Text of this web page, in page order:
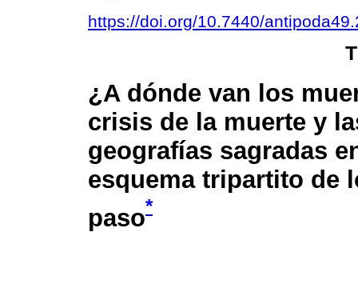
https://doi.org/10.7440/
¿A dónde van los
crisis de la muerte y
geografías sagradas
esquema tripartito de
paso*